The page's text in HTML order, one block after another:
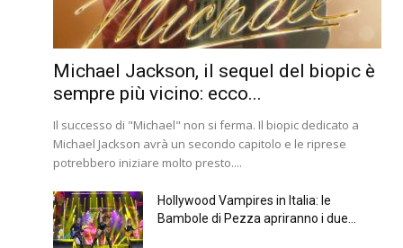
Michael Jackson, il sequel del biopic è
sempre più vicino: ecco...
Il successo di "Michael" non si ferma. Il biopic dedicato a
Michael Jackson avrà un secondo capitolo e le riprese
potrebbero iniziare molto presto....
Hollywood Vampires in Italia: le
Bambole di Pezza apriranno i due...